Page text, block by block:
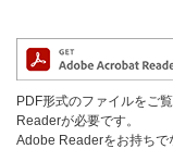
PDF形式のファイルをご
Readerが必要です。
Adobe Readerをお持ちで